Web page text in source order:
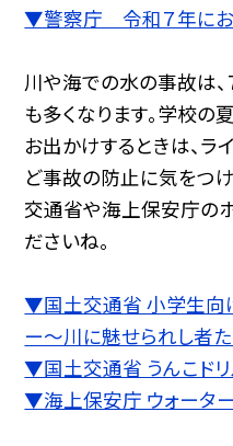
▼警察庁 令和７年にお
川や海での水の事故は
も多くなります。学校
お出かけするときは、ラ
ど事故の防止に気をつけ
交通省や海上保安庁の
ださいね。
▼国土交通省 小学生向
ー〜川に魅せられし者た
▼国土交通省 うんこド
▼海上保安庁 ウォータ